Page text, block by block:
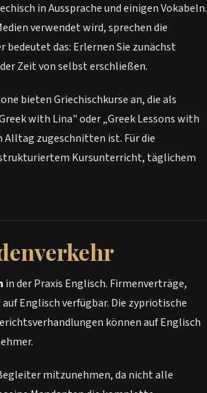
in Aussprache und einigen Vokabeln.
verwendet wird, sprechen die
das: Erlernen Sie zunächst
Zeit von selbst erschließen.
bieten Griechischkurse an, die als
with Lina" oder „Greek Lessons with
zugeschnitten ist. Für die
Kursunterricht, täglichem
in der Praxis Englisch. Firmenverträge,
Englisch verfügbar. Die zypriotische
können auf Englisch
mitzunehmen, da nicht alle